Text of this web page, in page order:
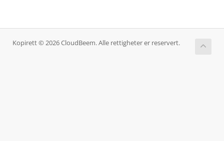
Kopirett © 2026 CloudBeem. Alle rettigheter er reservert.